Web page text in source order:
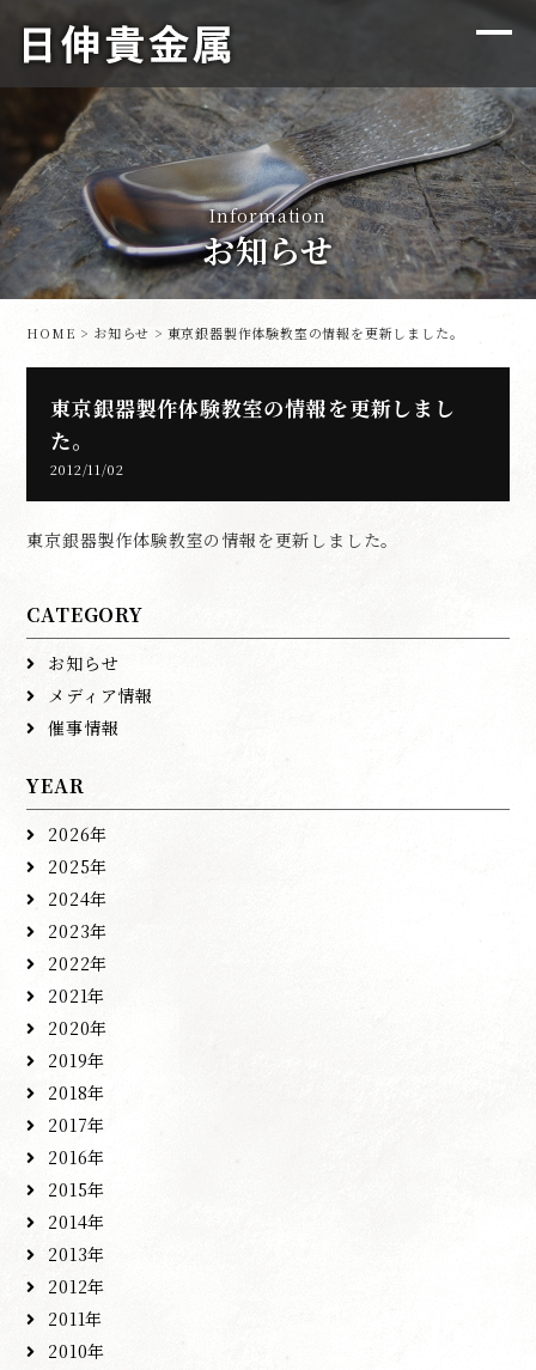
Information
お知らせ
HOME > お知らせ > 東京銀器製作体験教室の情報を更新しました。
東京銀器製作体験教室の情報を更新しまし
た。
2012/11/02
東京銀器製作体験教室の情報を更新しました。
CATEGORY
お知らせ
メディア情報
催事情報
YEAR
2026年
2025年
2024年
2023年
2022年
2021年
2020年
2019年
2018年
2017年
2016年
2015年
2014年
2013年
2012年
2011年
2010年